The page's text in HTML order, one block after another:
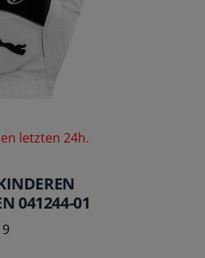
letzten 24h.
041244-01